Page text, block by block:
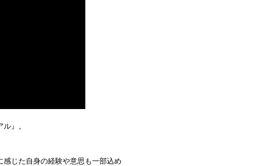
』。
じた自身の経験や意思も一部込め